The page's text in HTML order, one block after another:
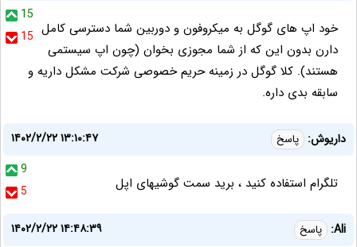
15
15 خود اپ های گوگل به میکروفون و دوربین شما دسترسی کامل
دارن بدون این که از شما مجوزی بخوان (چون اپ سیستمی
هستند). کلا گوگل در زمینه حریم خصوصی شرکت مشکل داریه و
سابقه بدی داره.
داریوش: پاسخ
۱۴۰۲/۲/۲۲ ۱۳:۱۰:۴۷
9
5
تلگرام استفاده کنید ، برید سمت گوشیهای اپل
Ali: پاسخ
۱۴۰۲/۲/۲۲ ۱۴:۴۸:۳۹